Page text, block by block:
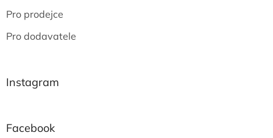
Pro prodejce
Pro dodavatele
Instagram
Facebook